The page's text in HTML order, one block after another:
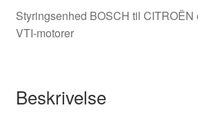
Styringsenhed BOSCH til CITROËN
VTI-motorer
Beskrivelse